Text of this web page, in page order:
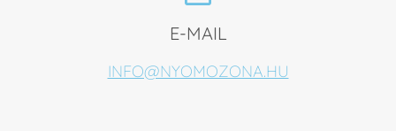
E-MAIL
INFO@NYOMOZONA.HU